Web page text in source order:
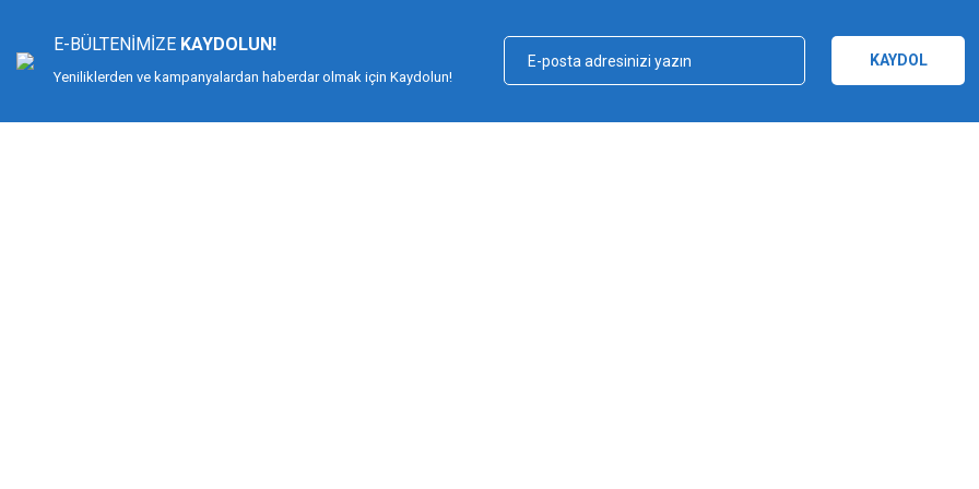
Ürün açıklamasında eksik bilgiler bulunuyor.
E-BÜLTENİMİZE KAYDOLUN!
Yeniliklerden ve kampanyalardan haberdar olmak için Kaydolun!
KAYDOL